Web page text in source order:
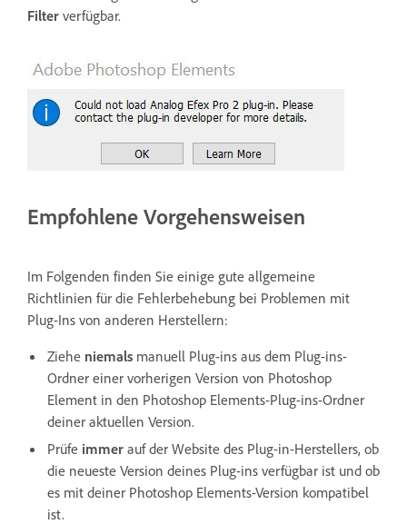
Filter verfügbar.
Empfohlene Vorgehensweisen
Im Folgenden finden Sie einige gute allgemeine
Richtlinien für die Fehlerbehebung bei Problemen mit
Plug-Ins von anderen Herstellern:
Ziehe niemals manuell Plug-ins aus dem Plug-ins-
Ordner einer vorherigen Version von Photoshop
Element in den Photoshop Elements-Plug-ins-Ordner
deiner aktuellen Version.
Prüfe immer auf der Website des Plug-in-Herstellers, ob
die neueste Version deines Plug-ins verfügbar ist und ob
es mit deiner Photoshop Elements-Version kompatibel
ist.